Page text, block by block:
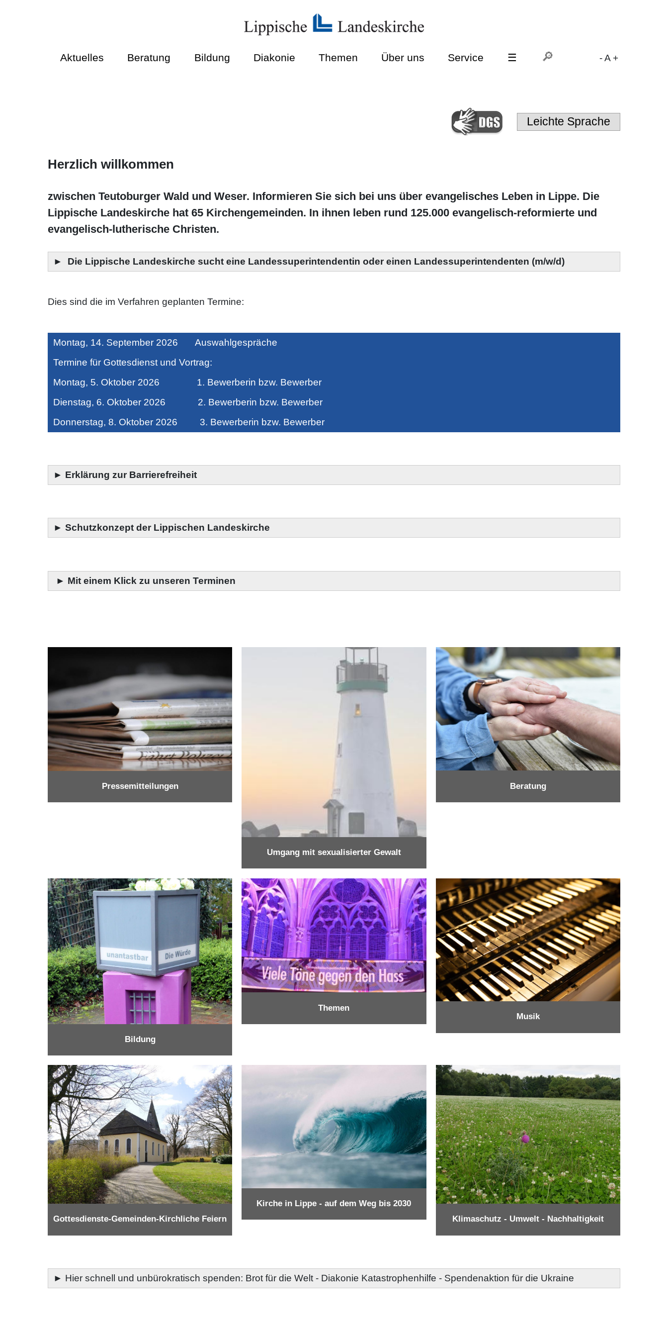
Aktuelles Beratung Bildung Diakonie Themen Über uns Service ☰ -A +
Leichte Sprache
Herzlich willkommen
zwischen Teutoburger Wald und Weser. Informieren Sie sich bei uns über evangelisches Leben in Lippe. Die
Lippische Landeskirche hat 65 Kirchengemeinden. In ihnen leben rund 125.000 evangelisch-reformierte und
evangelisch-lutherische Christen.
► Die Lippische Landeskirche sucht eine Landessuperintendentin oder einen Landessuperintendenten (m/w/d)
Dies sind die im Verfahren geplanten Termine:
Montag, 14. September 2026 Auswahlgespräche
Termine für Gottesdienst und Vortrag:
Montag, 5. Oktober 2026 1. Bewerberin bzw. Bewerber
Dienstag, 6. Oktober 2026 2. Bewerberin bzw. Bewerber
Donnerstag, 8. Oktober 2026 3. Bewerberin bzw. Bewerber
► Erklärung zur Barrierefreiheit
► Schutzkonzept der Lippischen Landeskirche
► Mit einem Klick zu unseren Terminen
Pressemitteilungen
Umgang mit sexualisierter Gewalt
Beratung
Bildung
Themen
Musik
Gottesdienste-Gemeinden-Kirchliche Feiern
Kirche in Lippe - auf dem Weg bis 2030
Klimaschutz - Umwelt - Nachhaltigkeit
► Hier schnell und unbürokratisch spenden: Brot für die Welt - Diakonie Katastrophenhilfe - Spendenaktion für die Ukraine